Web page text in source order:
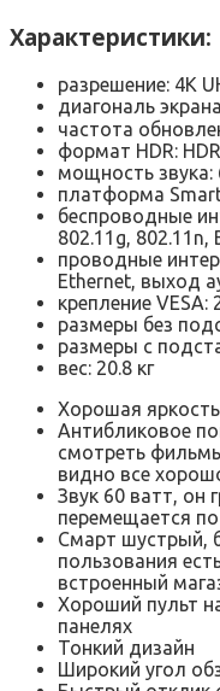
Характеристики:
разрешение: 4K
диагональ
частота
формат HDR:
мощность звука:
платформа
беспроводные
802.11g,
проводные
Ethernet, выход
крепление
размеры без
размеры с
вес: 20.8 кг
Хорошая
Антибликовое
смотреть
видно все
Звук 60 ватт, он
перемещается по
Смарт шустрый,
пользования
встроенный
Хороший пульт
панелях
Тонкий дизайн
Широкий угол